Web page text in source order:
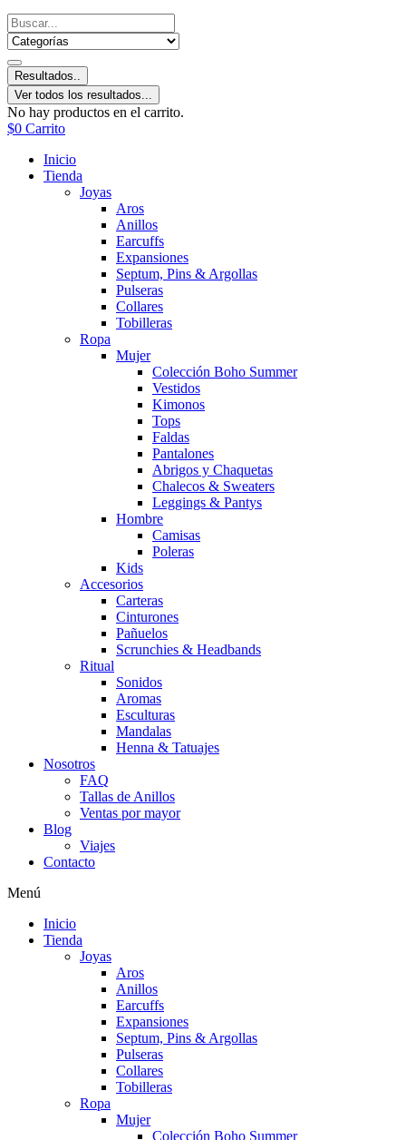
Resultados..
Ver todos los resultados...
No hay productos en el carrito.
$0 Carrito
Inicio
Tienda
Joyas
Aros
Anillos
Earcuffs
Expansiones
Septum, Pins & Argollas
Pulseras
Collares
Tobilleras
Ropa
Mujer
Colección Boho Summer
Vestidos
Kimonos
Tops
Faldas
Pantalones
Abrigos y Chaquetas
Chalecos & Sweaters
Leggings & Pantys
Hombre
Camisas
Poleras
Kids
Accesorios
Carteras
Cinturones
Pañuelos
Scrunchies & Headbands
Ritual
Sonidos
Aromas
Esculturas
Mandalas
Henna & Tatuajes
Nosotros
FAQ
Tallas de Anillos
Ventas por mayor
Blog
Viajes
Contacto
Menú
Inicio
Tienda
Joyas
Aros
Anillos
Earcuffs
Expansiones
Septum, Pins & Argollas
Pulseras
Collares
Tobilleras
Ropa
Mujer
Colección Boho Summer